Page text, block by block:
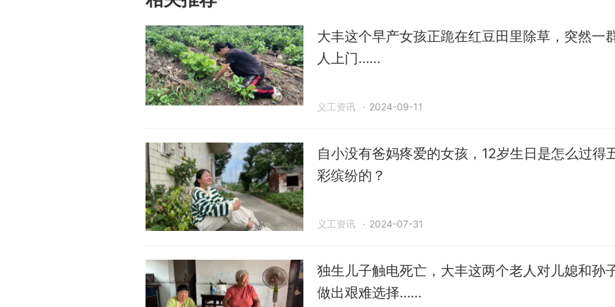
大丰这个早产女孩正跪在红豆田里除草，突然一
人上门……
义工资讯 · 2024-09-11
自小没有爸妈疼爱的女孩，12岁生日是怎么过得
彩缤纷的？
义工资讯 · 2024-07-31
独生儿子触电死亡，大丰这两个老人对儿媳和孙
做出艰难选择……